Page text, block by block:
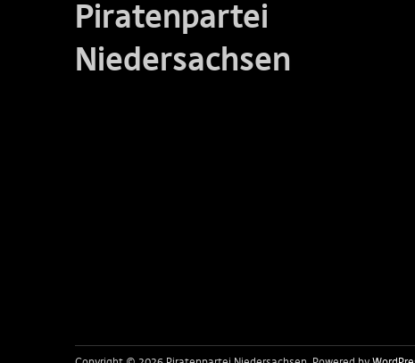
Piratenpartei
Niedersachsen